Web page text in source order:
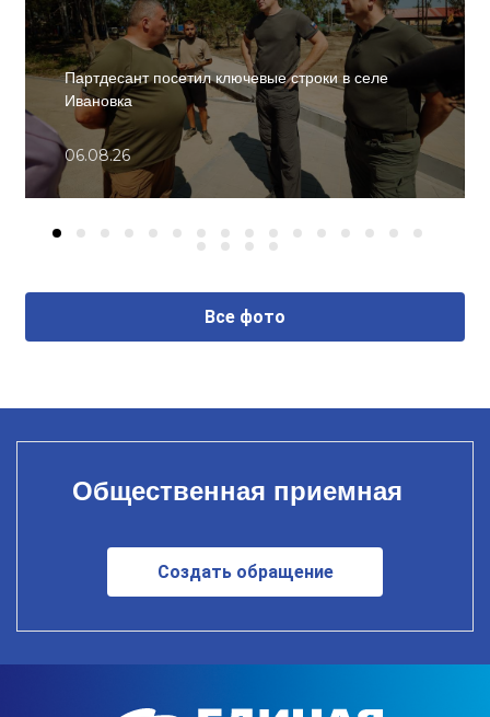
Партдесант посетил ключевые строки в селе
Ивановка
06.08.26
Все фото
Общественная приемная
Создать обращение